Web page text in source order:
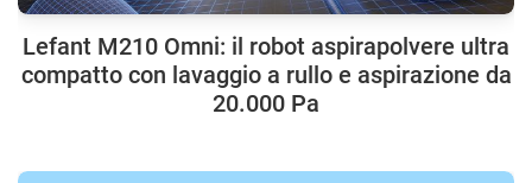
Lefant M210 Omni: il robot aspirapolvere ultra
compatto con lavaggio a rullo e aspirazione da
20.000 Pa